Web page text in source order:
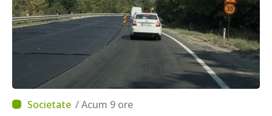
/ Acum 9 ore